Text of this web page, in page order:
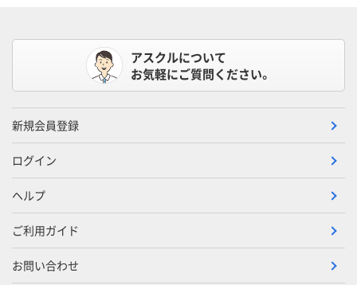
アスクルについて
お気軽にご質問ください。
新規会員登録
ログイン
ヘルプ
ご利用ガイド
お問い合わせ